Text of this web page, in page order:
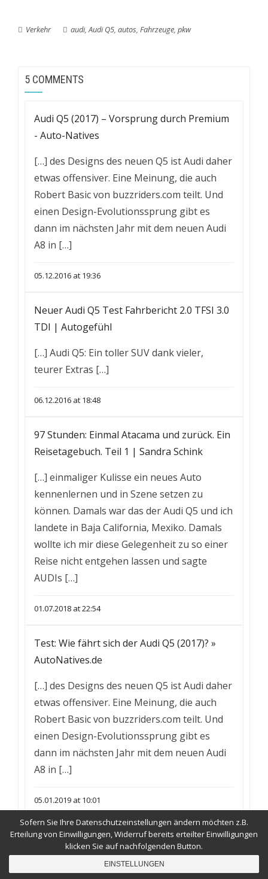
Verkehr audi,Audi Q5, autos, Fahrzeuge, pkw
5 COMMENTS
Audi Q5 (2017) – Vorsprung durch Premium
- Auto-Natives
[…] des Designs des neuen Q5 ist Audi daher
etwas offensiver. Eine Meinung, die auch
Robert Basic von buzzriders.com teilt. Und
einen Design-Evolutionssprung gibt es
dann im nächsten Jahr mit dem neuen Audi
A8 in […]
05.12.2016 at 19:36
Neuer Audi Q5 Test Fahrbericht 2.0 TFSI 3.0
TDI | Autogefühl
[…] Audi Q5: Ein toller SUV dank vieler,
teurer Extras […]
06.12.2016 at 18:48
97 Stunden: Einmal Atacama und zurück. Ein
Reisetagebuch. Teil 1 | Sandra Schink
[…] einmaliger Kulisse ein neues Auto
kennenlernen und in Szene setzen zu
können. Damals war das der Audi Q5 und ich
landete in Baja California, Mexiko. Damals
wollte ich mir diese Gelegenheit zu so einer
Reise nicht entgehen lassen und sagte
AUDIs […]
01.07.2018 at 22:54
Test: Wie fährt sich der Audi Q5 (2017)? »
AutoNatives.de
[…] des Designs des neuen Q5 ist Audi daher
etwas offensiver. Eine Meinung, die auch
Robert Basic von buzzriders.com teilt. Und
einen Design-Evolutionssprung gibt es
dann im nächsten Jahr mit dem neuen Audi
A8 in […]
05.01.2019 at 10:01
97 Stunden: Einmal Atacama und zurück. Ein
Reisetagebuch. Teil 1 - Fotografie Sandra
Sofern Sie Ihre Datenschutzeinstellungen ändern möchten z.B.
Erteilung von Einwilligungen, Widerruf bereits erteilter Einwilligungen
klicken Sie auf nachfolgenden Button.
EINSTELLUNGEN